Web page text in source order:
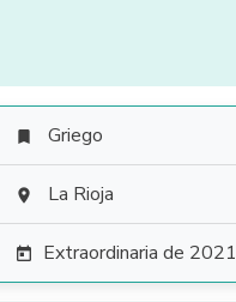
 Griego
 La Rioja
 Extraordinaria de 2021